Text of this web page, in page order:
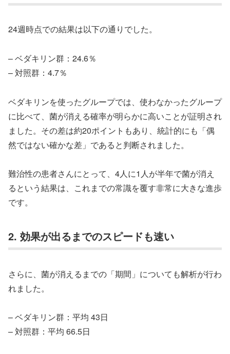
24週時点での結果は以下の通りでした。
– ベダキリン群：24.6％
– 対照群：4.7％
ベダキリンを使ったグループでは、使わなかったグループ
に比べて、菌が消える確率が明らかに高いことが証明され
ました。その差は約20ポイントもあり、統計的にも「偶
然ではない確かな差」であると判断されました。
難治性の患者さんにとって、4人に1人が半年で菌が消え
るという結果は、これまでの常識を覆す非常に大きな進歩
です。
2. 効果が出るまでのスピードも速い
さらに、菌が消えるまでの「期間」についても解析が行わ
れました。
– ベダキリン群：平均 43日
– 対照群：平均 66.5日